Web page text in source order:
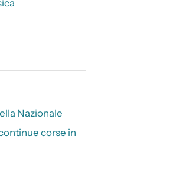
Nazionale
corse in